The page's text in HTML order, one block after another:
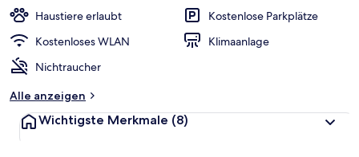
Haustiere erlaubt
Kostenlose Parkplätze
Kostenloses WLAN
Klimaanlage
Nichtraucher
Alle anzeigen
Wichtigste Merkmale (8)